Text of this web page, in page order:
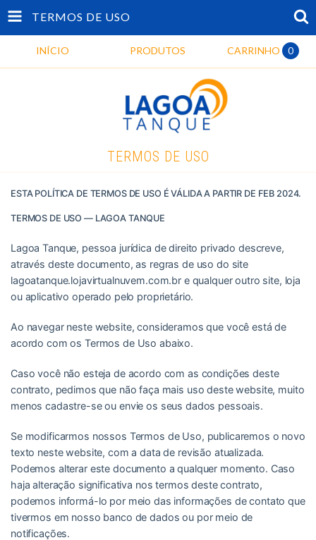
TERMOS DE USO
INÍCIO PRODUTOS CARRINHO 0
TERMOS DE USO
ESTA POLÍTICA DE TERMOS DE USO É VÁLIDA A PARTIR DE FEB 2024.
TERMOS DE USO — LAGOA TANQUE
Lagoa Tanque, pessoa jurídica de direito privado descreve,
através deste documento, as regras de uso do site
lagoatanque.lojavirtualnuvem.com.br e qualquer outro site, loja
ou aplicativo operado pelo proprietário.
Ao navegar neste website, consideramos que você está de
acordo com os Termos de Uso abaixo.
Caso você não esteja de acordo com as condições deste
contrato, pedimos que não faça mais uso deste website, muito
menos cadastre-se ou envie os seus dados pessoais.
Se modificarmos nossos Termos de Uso, publicaremos o novo
texto neste website, com a data de revisão atualizada.
Podemos alterar este documento a qualquer momento. Caso
haja alteração significativa nos termos deste contrato,
podemos informá-lo por meio das informações de contato que
tivermos em nosso banco de dados ou por meio de
notificações.